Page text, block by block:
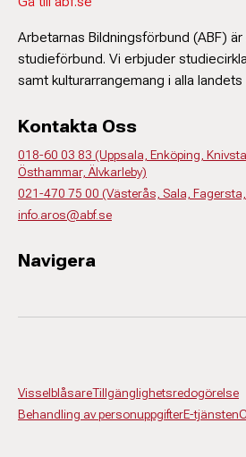
Arbetarnas Bildningsförbund (ABF)
studieförbund. Vi erbjuder
samt kulturarrangemang i alla landets
Kontakta Oss
018-60 03 83 (Uppsala, Enköping,
Östhammar, Älvkarleby)
021-470 75 00 (Västerås, Sala,
info.aros@abf.se
Navigera
VisselblåsareTillgänglighetsredogörelse
Behandling av personuppgifterE-tjänsten